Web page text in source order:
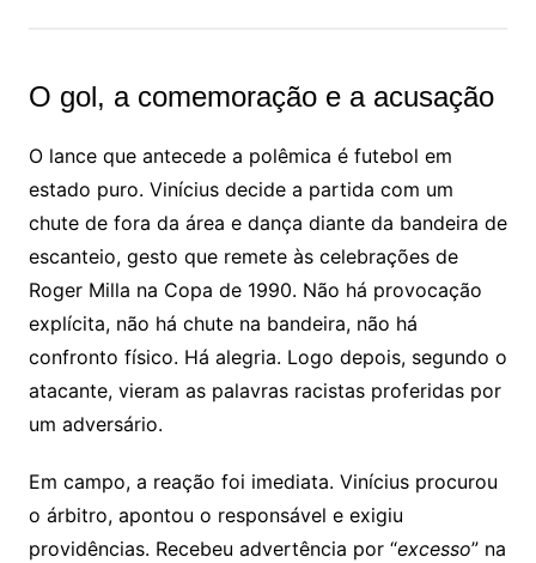
O gol, a comemoração e a acusação
O lance que antecede a polêmica é futebol em
estado puro. Vinícius decide a partida com um
chute de fora da área e dança diante da bandeira de
escanteio, gesto que remete às celebrações de
Roger Milla na Copa de 1990. Não há provocação
explícita, não há chute na bandeira, não há
confronto físico. Há alegria. Logo depois, segundo o
atacante, vieram as palavras racistas proferidas por
um adversário.
Em campo, a reação foi imediata. Vinícius procurou
o árbitro, apontou o responsável e exigiu
providências. Recebeu advertência por “excesso” na